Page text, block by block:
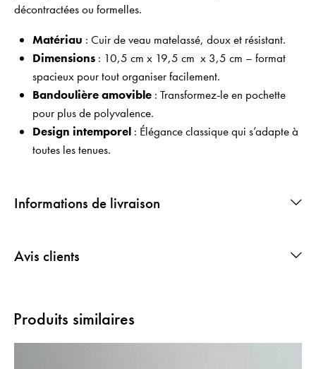
décontractées ou formelles.
Matériau : Cuir de veau matelassé, doux et résistant.
Dimensions: 10,5 cm x 19,5 cm x 3,5 cm – format
spacieux pour tout organiser facilement.
Bandoulière amovible: Transformez-le en pochette
pour plus de polyvalence.
Design intemporel: Élégance classique qui s’adapte à
toutes les tenues.
Informations de livraison
Avis clients
Produits similaires